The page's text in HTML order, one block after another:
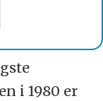
i 1980 er